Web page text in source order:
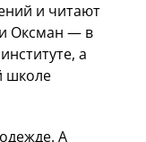
и читают
Оксман — в
а
школе
А